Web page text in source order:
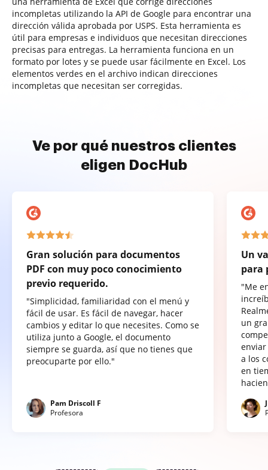
incompletas utilizando la API de Google para encontrar una
dirección válida aprobada por USPS. Esta herramienta es
útil para empresas e individuos que necesitan direcciones
precisas para entregas. La herramienta funciona en un
formato por lotes y se puede usar fácilmente en Excel. Los
elementos verdes en el archivo indican direcciones
incompletas que necesitan ser corregidas.
Ve por qué nuestros clientes
eligen DocHub
Gran solución para documentos
PDF con muy poco conocimiento
previo requerido.
"Simplicidad, familiaridad con el menú y
fácil de usar. Es fácil de navegar, hacer
cambios y editar lo que necesites. Como se
utiliza junto a Google, el documento
siempre se guarda, así que no tienes que
preocuparte por ello."
Pam Driscoll F
Profesora
Un
para
"Me
un
a los
en